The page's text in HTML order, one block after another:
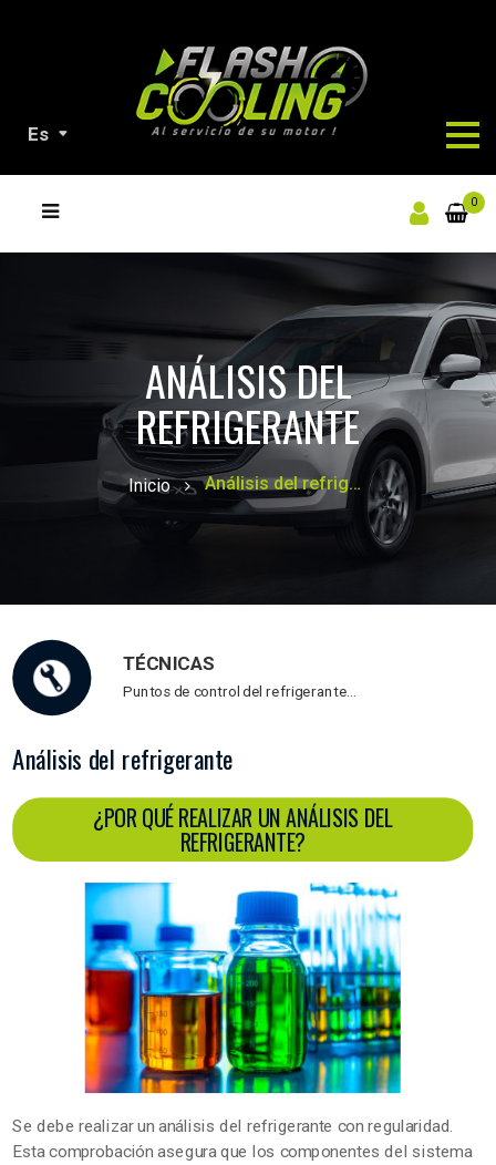
Es
0
ANÁLISIS DEL
REFRIGERANTE
Inicio Análisis del refrigerante
TÉCNICAS
Puntos de control del refrigerante…
Análisis del refrigerante
¿POR QUÉ REALIZAR UN ANÁLISIS DEL
REFRIGERANTE?
Se debe realizar un análisis del refrigerante con regularidad.
Esta comprobación asegura que los componentes del sistema